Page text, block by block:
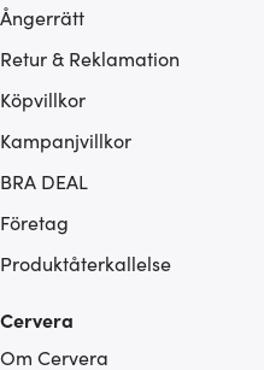
som du vill dela med dig av.
Ångerrätt
Retur & Reklamation
Köpvillkor
Kampanjvillkor
BRA DEAL
Företag
Produktåterkallelse
Cervera
Om Cervera